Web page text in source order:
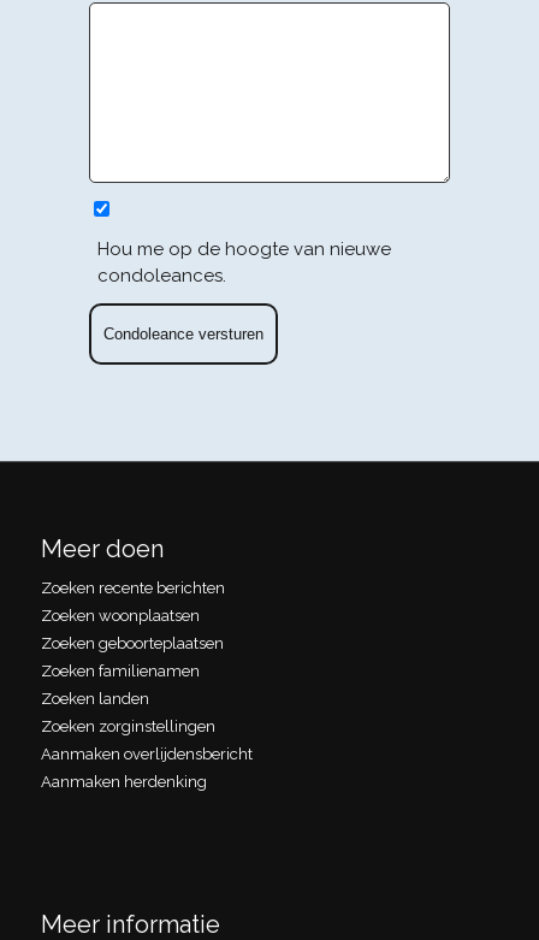
Hou me op de hoogte van nieuwe
condoleances.
Meer doen
Zoeken recente berichten
Zoeken woonplaatsen
Zoeken geboorteplaatsen
Zoeken familienamen
Zoeken landen
Zoeken zorginstellingen
Aanmaken overlijdensbericht
Aanmaken herdenking
Meer informatie